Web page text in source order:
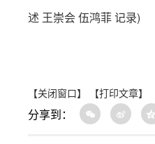
述 王崇会 伍鸿菲 记录)
【关闭窗口】 【打印文章】
分享到：